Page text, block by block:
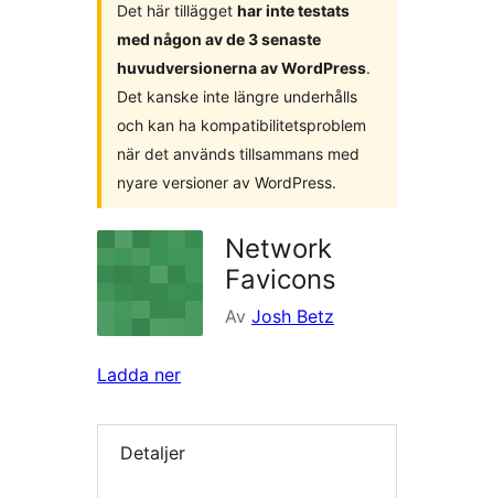
Det här tillägget har inte testats
med någon av de 3 senaste
huvudversionerna av WordPress.
Det kanske inte längre underhålls
och kan ha kompatibilitetsproblem
när det används tillsammans med
nyare versioner av WordPress.
Network
Favicons
Av Josh Betz
Ladda ner
Detaljer